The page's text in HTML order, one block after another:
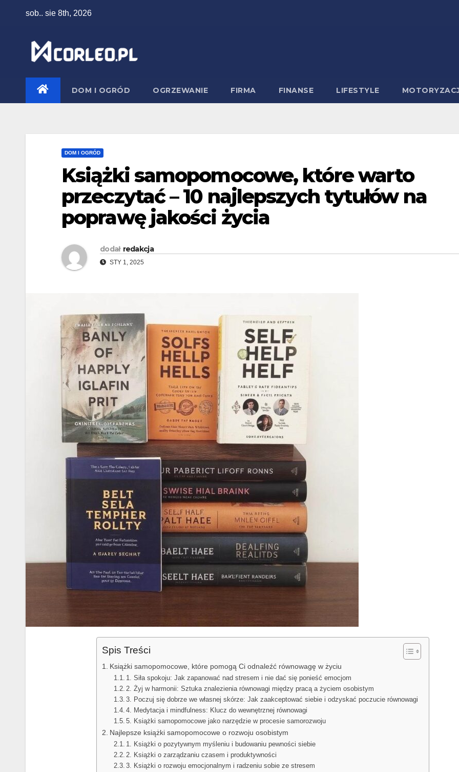
sob.. sie 8th, 2026
DOM I OGRÓD OGRZEWANIE FIRMA FINANSE LIFESTYLE
DOM I OGRÓD
Książki samopomocowe, które warto
przeczytać – 10 najlepszych tytułów na
poprawę jakości życia
dodał redakcja
STY 1, 2025
Spis Treści
Książki samopomocowe, które pomogą Ci odnaleźć równowagę w życiu
1. Siła spokoju: Jak zapanować nad stresem i nie dać się ponieść emocjom
2. Żyj w harmonii: Sztuka znalezienia równowagi między pracą a życiem osobistym
3. Poczuj się dobrze we własnej skórze: Jak zaakceptować siebie i odzyskać poczucie równowagi
4. Medytacja i mindfulness: Klucz do wewnętrznej równowagi
5. Książki samopomocowe jako narzędzie w procesie samorozwoju
Najlepsze książki samopomocowe o rozwoju osobistym
1. Książki o pozytywnym myśleniu i budowaniu pewności siebie
2. Książki o zarządzaniu czasem i produktywności
3. Książki o rozwoju emocjonalnym i radzeniu sobie ze stresem